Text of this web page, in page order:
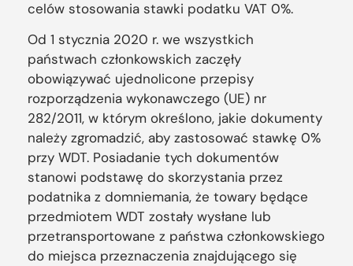
celów stosowania stawki podatku VAT 0%.
Od 1 stycznia 2020 r. we wszystkich
państwach członkowskich zaczęły
obowiązywać ujednolicone przepisy
rozporządzenia wykonawczego (UE) nr
282/2011, w którym określono, jakie dokumenty
należy zgromadzić, aby zastosować stawkę 0%
przy WDT. Posiadanie tych dokumentów
stanowi podstawę do skorzystania przez
podatnika z domniemania, że towary będące
przedmiotem WDT zostały wysłane lub
przetransportowane z państwa członkowskiego
do miejsca przeznaczenia znajdującego się